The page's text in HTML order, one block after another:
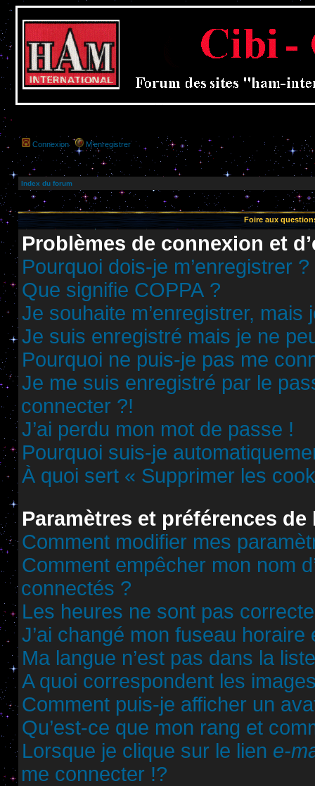
Connexion M’enregistrer
Index du forum
Foire aux
Problèmes de connexion et
Pourquoi dois-je m’enregistrer ?
Que signifie COPPA ?
Je souhaite m’enregistrer, mais
Je suis enregistré mais je ne
Pourquoi ne puis-je pas me
Je me suis enregistré par le
connecter ?!
J’ai perdu mon mot de passe !
Pourquoi suis-je
À quoi sert « Supprimer les
Paramètres et préférences de
Comment modifier mes
Comment empêcher mon nom
connectés ?
Les heures ne sont pas
J’ai changé mon fuseau
Ma langue n’est pas dans la
A quoi correspondent les
Comment puis-je afficher un
Qu’est-ce que mon rang et
Lorsque je clique sur le lien e-
me connecter !?